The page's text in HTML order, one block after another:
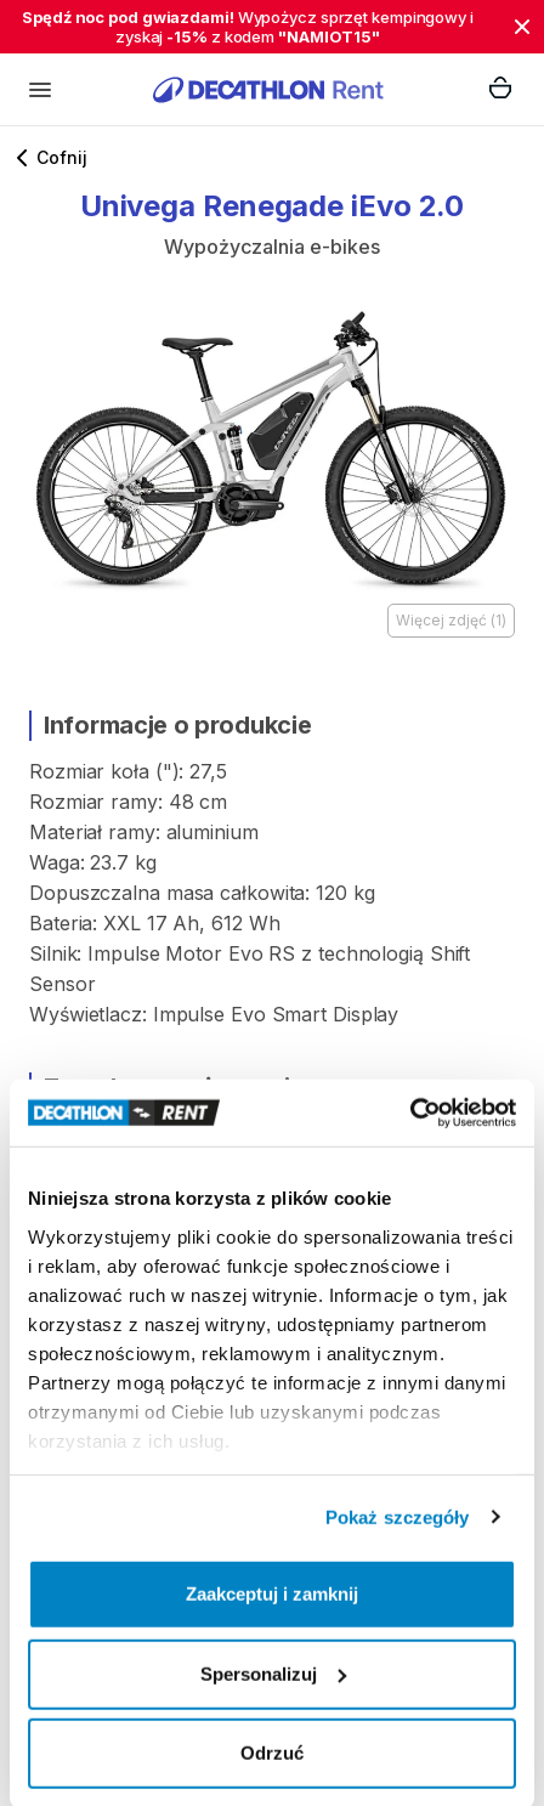
Niniejsza strona korzysta z plików cookie
Wykorzystujemy pliki cookie do spersonalizowania treści
i reklam, aby oferować funkcje społecznościowe i
analizować ruch w naszej witrynie. Informacje o tym, jak
korzystasz z naszej witryny, udostępniamy partnerom
społecznościowym, reklamowym i analitycznym.
Partnerzy mogą połączyć te informacje z innymi danymi
otrzymanymi od Ciebie lub uzyskanymi podczas
korzystania z ich usług.
Pokaż szczegóły
Zaakceptuj i zamknij
Spersonalizuj
Odrzuć
Spędź noc pod gwiazdami! Wypożycz sprzęt kempingowy i
zyskaj -15% z kodem "NAMIOT15"
Cofnij
Univega Renegade iEvo 2.0
Wypożyczalnia e-bikes
Więcej zdjęć (1)
Informacje o produkcie
Rozmiar koła ("): 27​,​5
Rozmiar ramy: 48 cm
Materiał ramy: aluminium
Waga: 23.7 kg
Dopuszczalna masa całkowita: 120 kg
Bateria: XXL 17 Ah​,​ 612 Wh
Silnik: Impulse Motor Evo RS z technologią Shift
Sensor
Wyświetlacz: Impulse Evo Smart Display
Zasady wypożyczenia
REGULAMIN
Ten sprzęt sportowy wypożyczany jest przez
wypożyczalnię partnerską. Zapoznaj się z jej
regulaminem wypożyczeń.
Regulamin wypożyczalni
KAUCJA
10% wartości roweru
Poniedziałek - Piątek: 10.00 - 18.00
Sobota: 10.00 - 14.00
Kupiecka 15, 41-710 Ruda Śląska, Polska